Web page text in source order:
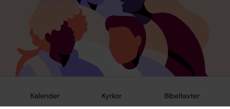
Kalender Kyrkor Bibeltexter